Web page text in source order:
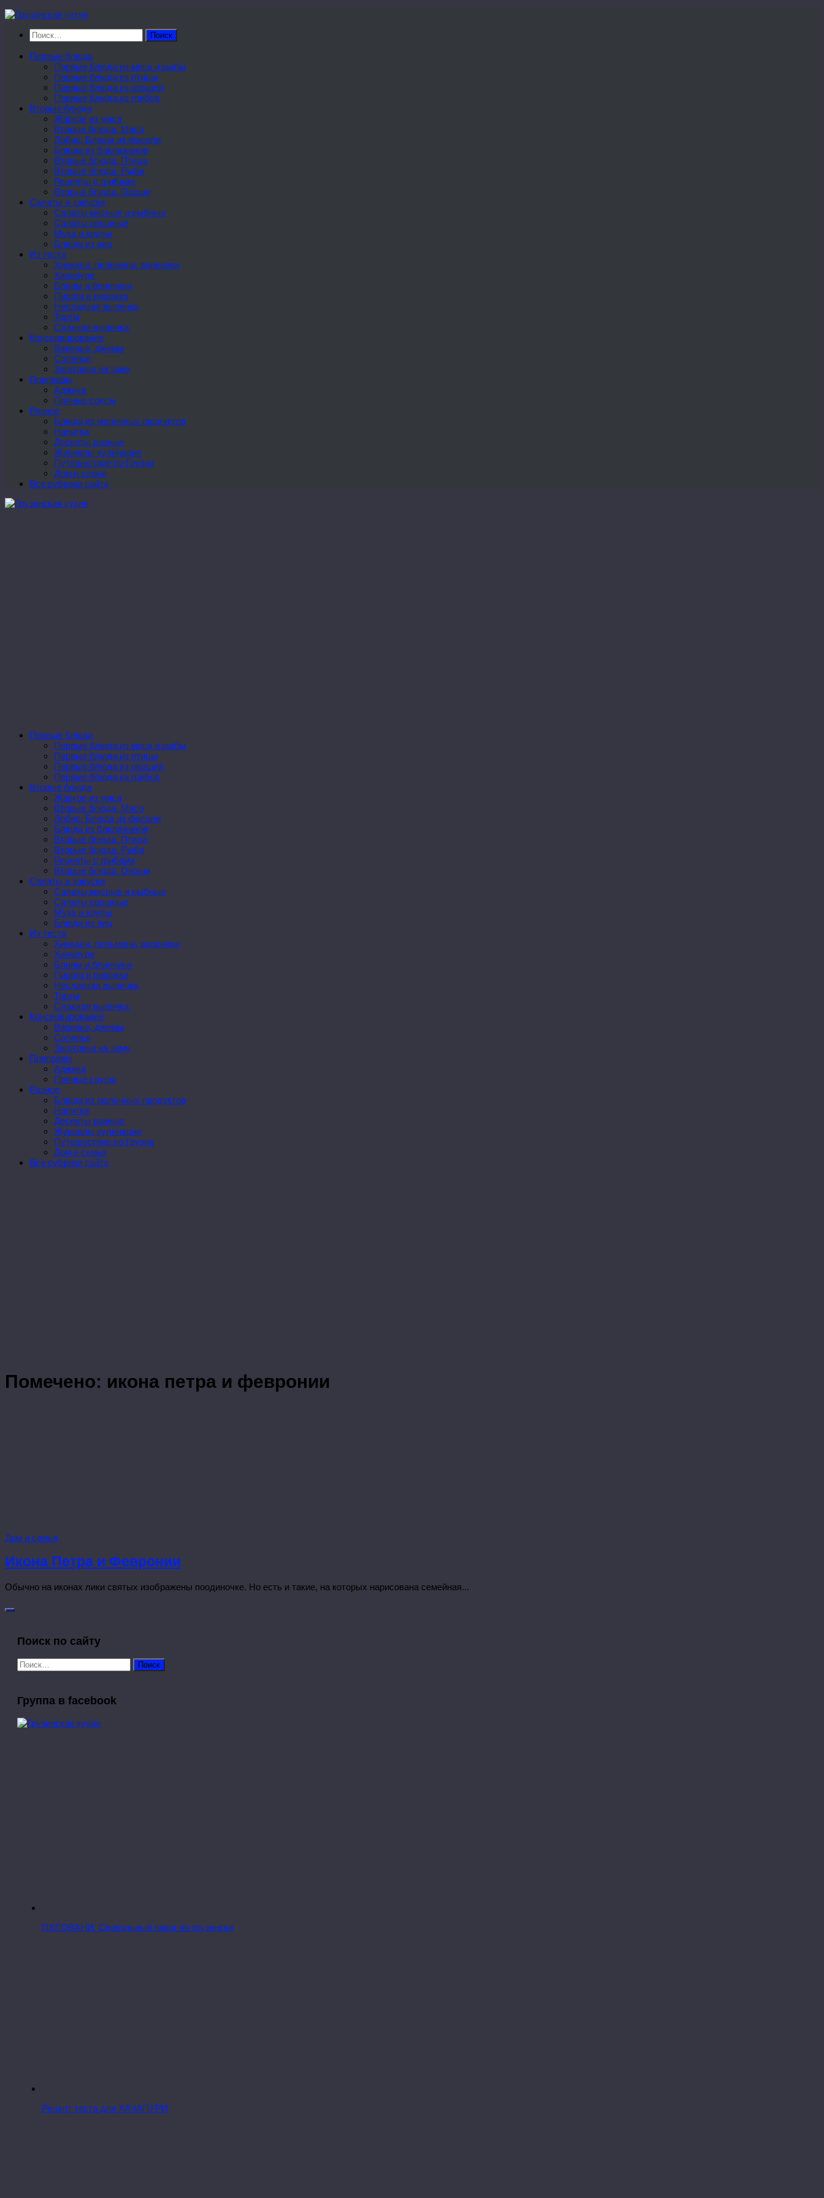
Перейти
содержимому
Найти:
Первые блюда
Первые блюда из мяса и рыбы
Первые блюда из птицы
Первые блюда из овощей
Первые блюда из грибов
Вторые блюда
Жаркое из мяса
Вторые блюда. Мясо
Лобио. Блюда из фасоли
Блюда из баклажанов
Вторые блюда. Птица
Вторые блюда. Рыба
Рецепты с грибами
Вторые блюда. Овощи
Салаты и закуски
Салаты мясные и рыбные
Салаты овощные
Мука и крупы
Блюда из яиц
Из теста
Хинкали, пельмени, вареники
Хачапури
Блины и блинчики
Пироги и пирожки
Несладкая выпечка
Торты
Сладкая выпечка
Консервирование
Варенье, джемы
Соленья
Заготовки на зиму
Приправы
Аджика
Пряные соусы
Разное
Блюда из молочных продуктов
Напитки
Десерты разные
Журналы кулинария
Путешествие по Грузии
Дом и семья
Все рубрики сайта
Первые блюда
Первые блюда из мяса и рыбы
Первые блюда из птицы
Первые блюда из овощей
Первые блюда из грибов
Вторые блюда
Жаркое из мяса
Вторые блюда. Мясо
Лобио. Блюда из фасоли
Блюда из баклажанов
Вторые блюда. Птица
Вторые блюда. Рыба
Рецепты с грибами
Вторые блюда. Овощи
Салаты и закуски
Салаты мясные и рыбные
Салаты овощные
Мука и крупы
Блюда из яиц
Из теста
Хинкали, пельмени, вареники
Хачапури
Блины и блинчики
Пироги и пирожки
Несладкая выпечка
Торты
Сладкая выпечка
Консервирование
Варенье, джемы
Соленья
Заготовки на зиму
Приправы
Аджика
Пряные соусы
Разное
Блюда из молочных продуктов
Напитки
Десерты разные
Журналы кулинария
Путешествие по Грузии
Дом и семья
Все рубрики сайта
Помечено: икона петра и февронии
Дом и семья
Икона Петра и Февронии
Обычно на иконах лики святых изображены поодиночке. Но есть и такие, на которых нарисована семейная...
Поиск по сайту
Найти:
Группа в facebook
ПХЛОВАНИ. Свекольный пирог по-грузински
Рецепт теста для ХАЧАПУРИ